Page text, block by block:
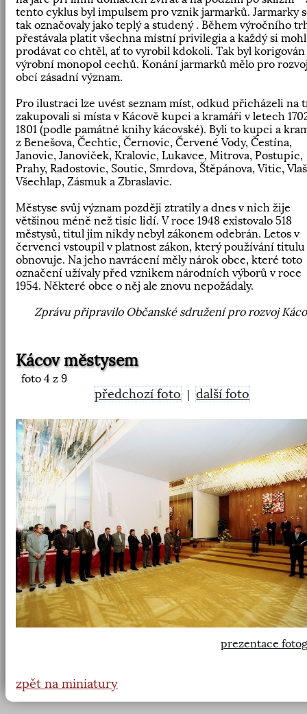
tento cyklus byl impulsem pro vznik jarmarků. Jarmarky
tak označovaly jako teplý a studený . Během výročního
přestávala platit všechna místní privilegia a každý si mohl
prodávat co chtěl, ať to vyrobil kdokoli. Tak byl korigován
výrobní monopol cechů. Konání jarmarků mělo pro
obcí zásadní význam.
Pro ilustraci lze uvést seznam míst, odkud přicházeli na
zakupovali si místa v Kácově kupci a kramáři v letech
1801 (podle památné knihy kácovské). Byli to kupci a
z Benešova, Čechtic, Černovic, Červené Vody, Čestína,
Janovic, Janoviček, Kralovic, Lukavce, Mitrova, Postupic,
Prahy, Radostovic, Soutic, Smrdova, Štěpánova, Vitic,
Všechlap, Zásmuk a Zbraslavic.
Městyse svůj význam později ztratily a dnes v nich žije
většinou méně než tisíc lidí. V roce 1948 existovalo 518
městysů, titul jim nikdy nebyl zákonem odebrán. Letos v
červenci vstoupil v platnost zákon, který používání titulu
obnovuje. Na jeho navrácení měly nárok obce, které toto
označení užívaly před vznikem národních výborů v roce
1954. Některé obce o něj ale znovu nepožádaly.
Zprávu připravilo Občanské sdružení pro rozvoj
Kácov městysem
foto 4 z 9
předchozí foto |další foto
prezentace
zpět na miniatury